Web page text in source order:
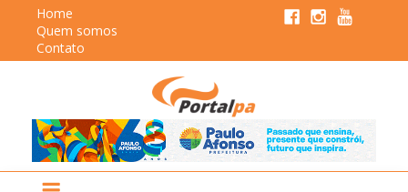
Home
Quem somos
Contato